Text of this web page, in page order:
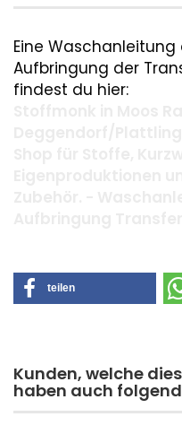
Eine
Aufbringung der
findest du hier:
teilen
Kunden, welche
haben auch